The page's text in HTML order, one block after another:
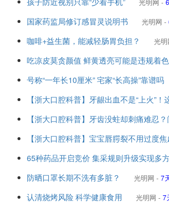
光明网 -
国家药监局修订感冒灵说明书 光明网 -
咖啡+益生菌，能减轻肠胃负担？ 光明
吃凉皮莫贪颜值 鲜黄透亮可能是违规着色
号称“一年长10厘米” 宅家“长高操”靠谱吗
【浙大口腔科普】牙龈出血不是“上火”！
【浙大口腔科普】牙齿没蛀却刺痛难忍
【浙大口腔科普】宝宝唇腭裂不用过度
65种药品开启竞价 集采规则升级实现多
防晒口罩长期不洗有多脏？ 光明网 - 7
认清烧烤风险 科学健康食用 光明网 - 7